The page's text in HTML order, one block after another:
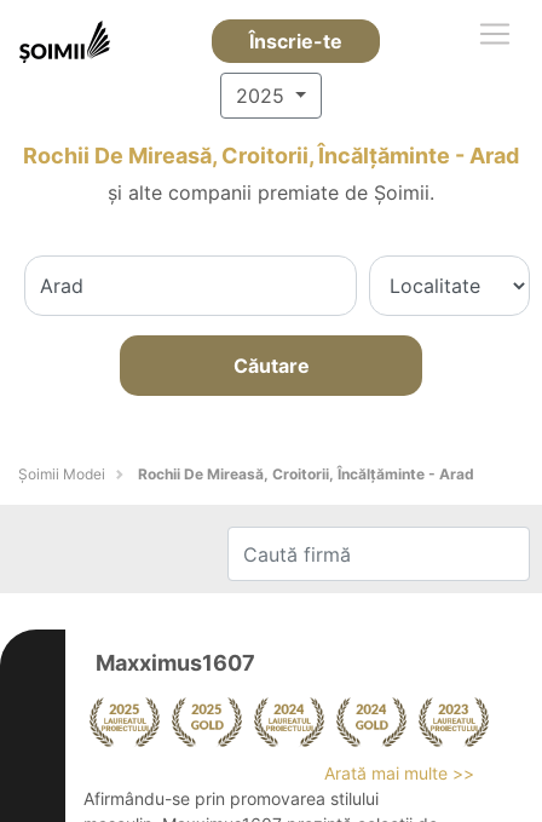
Înscrie-te
2025
Rochii De Mireasă, Croitorii, Încălțăminte - Arad
și alte companii premiate de Șoimii.
Căutare
Șoimii Modei Rochii De Mireasă, Croitorii, Încălțăminte - Arad
Maxximus1607
Arată mai multe >>
Afirmându-se prin promovarea stilului